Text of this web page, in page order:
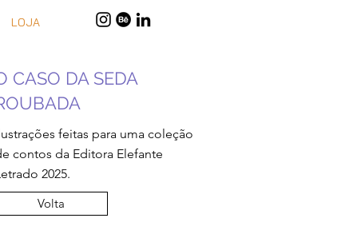
LOJA
CASO DA SEDA
feitas para uma coleção
contos da Editora Elefante
2025.
Volta